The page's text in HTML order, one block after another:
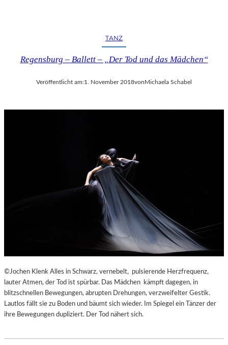
TANZ
Regensburg – Ballett – „Der Tod und das Mädchen“
Veröffentlicht am:1. November 2018vonMichaela Schabel
©Jochen Klenk Alles in Schwarz, vernebelt, pulsierende Herzfrequenz,
lauter Atmen, der Tod ist spürbar. Das Mädchen kämpft dagegen, in
blitzschnellen Bewegungen, abrupten Drehungen, verzweifelter Gestik.
Lautlos fällt sie zu Boden und bäumt sich wieder. Im Spiegel ein Tänzer der
ihre Bewegungen dupliziert. Der Tod nähert sich.